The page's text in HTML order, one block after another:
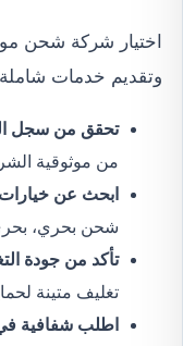
اختيار شركة شحن
وتقديم خدمات
تحقق من سجل
من موثوقية
ابحث عن
شحن بحري،
تأكد من جودة
تغليف متينة
اطلب شفافية